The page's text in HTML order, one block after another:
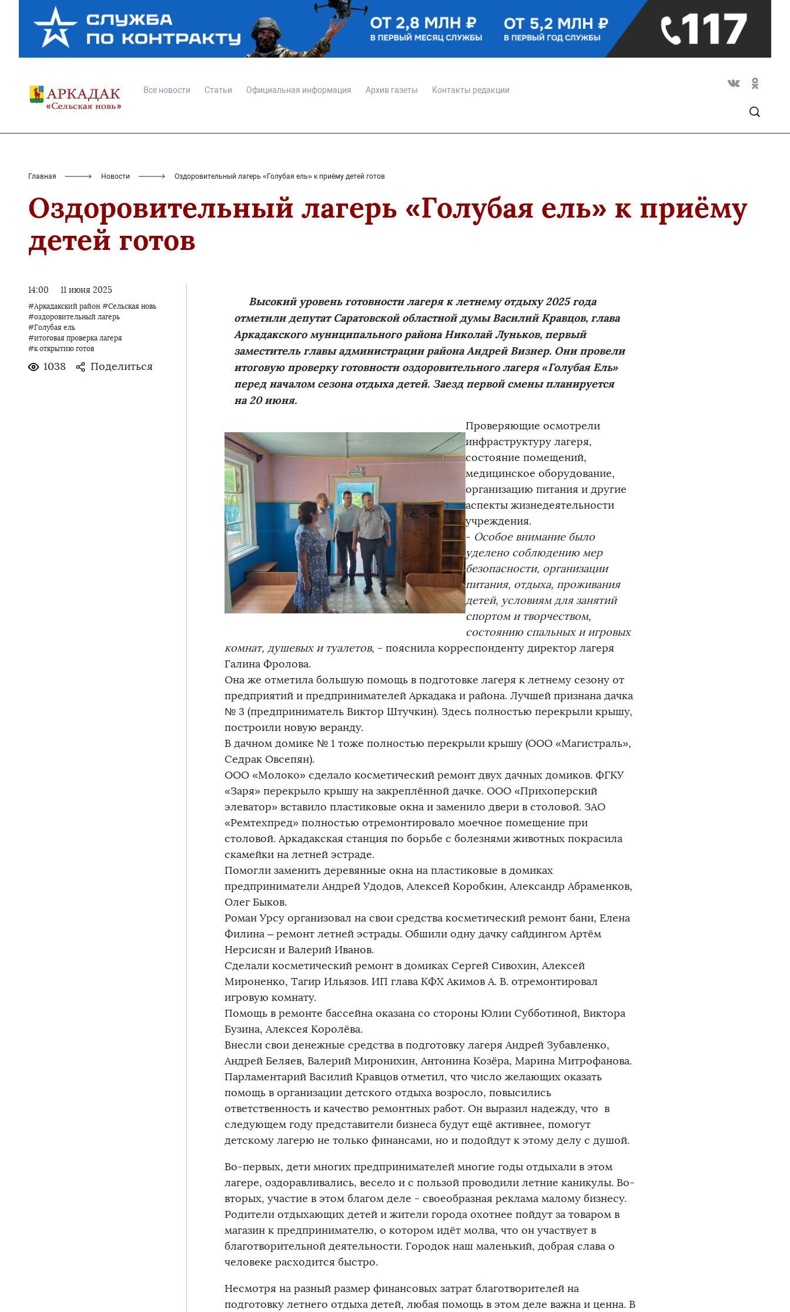
Все новости Статьи Официальная информация Архив газеты Контакты редакции
Главная Новости Оздоровительный лагерь «Голубая ель» к приёму детей готов
Оздоровительный лагерь «Голубая ель» к приёму
детей готов
14:00 11 июня 2025
#Аркадакский район #Сельская новь
#оздоровительный лагерь
#Голубая ель
#итоговая проверка лагеря
#к открытию готов
1038 Поделиться
Высокий уровень готовности лагеря к летнему отдыху 2025 года
отметили депутат Саратовской областной думы Василий Кравцов, глава
Аркадакского муниципального района Николай Луньков, первый
заместитель главы администрации района Андрей Визнер. Они провели
итоговую проверку готовностиоздоровительного лагеря «Голубая Ель»
перед началом сезона отдыха детей. Заезд первой смены планируется
на 20 июня.
Проверяющие осмотрели
инфраструктуру лагеря,
состояние помещений,
медицинское оборудование,
организацию питания и другие
аспекты жизнедеятельности
учреждения.
- Особое внимание было
уделено соблюдению мер
безопасности, организации
питания, отдыха, проживания
детей, условиям для занятий
спортом и творчеством,
состоянию спальных и игровых
комнат, душевых и туалетов, - пояснила корреспонденту директор лагеря
Галина Фролова.
Она же отметила большую помощь в подготовке лагеря к летнему сезону от
предприятий и предпринимателей Аркадака и района. Лучшей признана дачка
№ 3 (предприниматель Виктор Штучкин). Здесь полностью перекрыли крышу,
построили новую веранду.
В дачном домике № 1 тоже полностью перекрыли крышу (ООО «Магистраль»,
Седрак Овсепян).
ООО «Молоко» сделало косметический ремонт двух дачных домиков. ФГКУ
«Заря» перекрыло крышу на закреплённой дачке. ООО «Прихоперский
элеватор» вставило пластиковые окна и заменило двери в столовой. ЗАО
«Ремтехпред» полностью отремонтировало моечное помещение при
столовой. Аркадакская станция по борьбе с болезнями животных покрасила
скамейки на летней эстраде.
Помогли заменить деревянные окна на пластиковые в домиках
предприниматели Андрей Удодов, Алексей Коробкин, Александр Абраменков,
Олег Быков.
Роман Урсу организовал на свои средства косметический ремонт бани, Елена
Филина – ремонт летней эстрады. Обшили одну дачку сайдингом Артём
Нерсисян и Валерий Иванов.
Сделали косметический ремонт в домиках Сергей Сивохин, Алексей
Мироненко, Тагир Ильязов. ИП глава КФХ Акимов А. В. отремонтировал
игровую комнату.
Помощь в ремонте бассейна оказана со стороны Юлии Субботиной, Виктора
Бузина, Алексея Королёва.
Внесли свои денежные средства в подготовку лагеря Андрей Зубавленко,
Андрей Беляев, Валерий Миронихин, Антонина Козёра, Марина Митрофанова.
Парламентарий Василий Кравцов отметил, что число желающих оказать
помощь в организации детского отдыха возросло, повысились
ответственность и качество ремонтных работ. Он выразил надежду, что в
следующем году представители бизнеса будут ещё активнее, помогут
детскому лагерю не только финансами, но и подойдут к этому делу с душой.
Во-первых, дети многих предпринимателей многие годы отдыхали в этом
лагере, оздоравливались, весело и с пользой проводили летние каникулы. Во-
вторых, участие в этом благом деле - своеобразная реклама малому бизнесу.
Родители отдыхающих детей и жители города охотнее пойдут за товаром в
магазин к предпринимателю, о котором идёт молва, что он участвует в
благотворительной деятельности. Городок наш маленький, добрая слава о
человеке расходится быстро.
Несмотря на разный размер финансовых затрат благотворителей на
подготовку летнего отдыха детей, любая помощь в этом деле важна и ценна. В